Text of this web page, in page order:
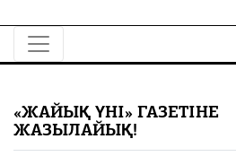
Жалын
PDF
«Жайық үні» — 33 жыл
Каталог
«ЖАЙЫҚ ҮНІ» ГАЗЕТІНЕ
ЖАЗЫЛАЙЫҚ!